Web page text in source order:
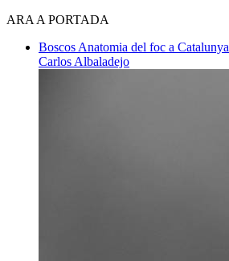
ARA A PORTADA
Boscos Anatomia del foc a Catalunya
Carlos Albaladejo